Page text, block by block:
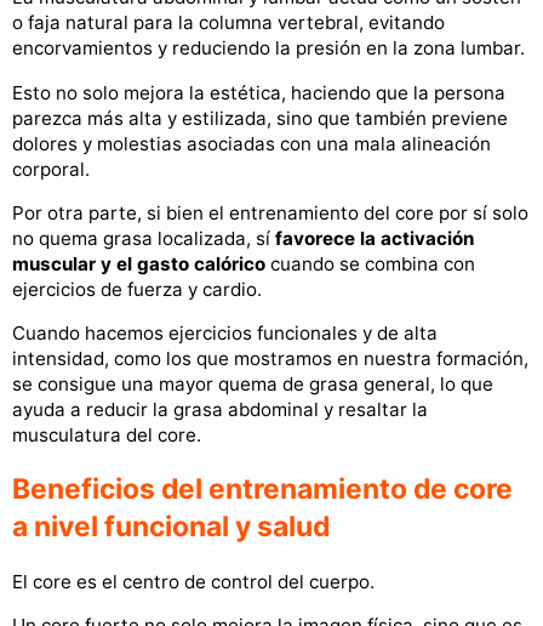
o faja natural para la columna vertebral, evitando
encorvamientos y reduciendo la presión en la zona lumbar.
Esto no solo mejora la estética, haciendo que la persona
parezca más alta y estilizada, sino que también previene
dolores y molestias asociadas con una mala alineación
corporal.
Por otra parte, si bien el entrenamiento del core por sí solo
no quema grasa localizada, sí favorece la activación
muscular y el gasto calórico cuando se combina con
ejercicios de fuerza y cardio.
Cuando hacemos ejercicios funcionales y de alta
intensidad, como los que mostramos en nuestra formación,
se consigue una mayor quema de grasa general, lo que
ayuda a reducir la grasa abdominal y resaltar la
musculatura del core.
Beneficios del entrenamiento de core
a nivel funcional y salud
El core es el centro de control del cuerpo.